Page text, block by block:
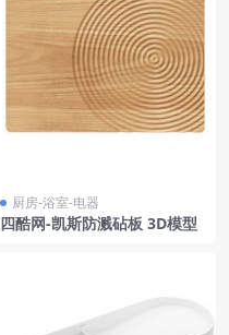
厨房-浴室-电器
四酷网-凯斯防溅砧板 3D模型